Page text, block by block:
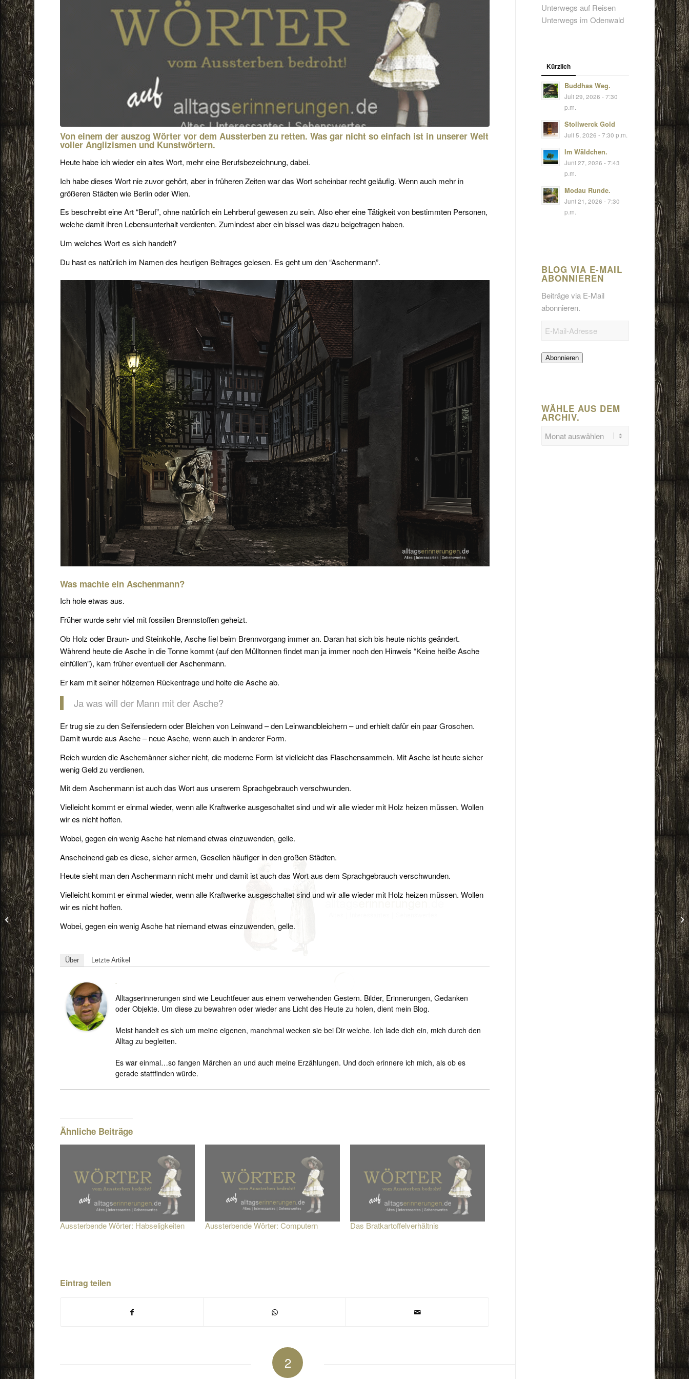
Von einem der auszog Wörter vor dem Aussterben zu retten. Was gar nicht so einfach ist in unserer Welt
voller Anglizismen und Kunstwörtern.
Heute habe ich wieder ein altes Wort, mehr eine Berufsbezeichnung, dabei.
Ich habe dieses Wort nie zuvor gehört, aber in früheren Zeiten war das Wort scheinbar recht geläufig. Wenn auch mehr in
größeren Städten wie Berlin oder Wien.
Es beschreibt eine Art “Beruf”, ohne natürlich ein Lehrberuf gewesen zu sein. Also eher eine Tätigkeit von bestimmten Personen,
welche damit ihren Lebensunterhalt verdienten. Zumindest aber ein bissel was dazu beigetragen haben.
Um welches Wort es sich handelt?
Du hast es natürlich im Namen des heutigen Beitrages gelesen. Es geht um den “Aschenmann”.
Was machte ein Aschenmann?
Ich hole etwas aus.
Früher wurde sehr viel mit fossilen Brennstoffen geheizt.
Ob Holz oder Braun- und Steinkohle, Asche fiel beim Brennvorgang immer an. Daran hat sich bis heute nichts geändert.
Während heute die Asche in die Tonne kommt (auf den Mülltonnen findet man ja immer noch den Hinweis “Keine heiße Asche
einfüllen”), kam früher eventuell der Aschenmann.
Er kam mit seiner hölzernen Rückentrage und holte die Asche ab.
Ja was will der Mann mit der Asche?
Er trug sie zu den Seifensiedern oder Bleichen von Leinwand – den Leinwandbleichern – und erhielt dafür ein paar Groschen.
Damit wurde aus Asche – neue Asche, wenn auch in anderer Form.
Reich wurden die Aschemänner sicher nicht, die moderne Form ist vielleicht das Flaschensammeln. Mit Asche ist heute sicher
wenig Geld zu verdienen.
Mit dem Aschenmann ist auch das Wort aus unserem Sprachgebrauch verschwunden.
Vielleicht kommt er einmal wieder, wenn alle Kraftwerke ausgeschaltet sind und wir alle wieder mit Holz heizen müssen. Wollen
wir es nicht hoffen.
Wobei, gegen ein wenig Asche hat niemand etwas einzuwenden, gelle.
Anscheinend gab es diese, sicher armen, Gesellen häufiger in den großen Städten.
Heute sieht man den Aschenmann nicht mehr und damit ist auch das Wort aus dem Sprachgebrauch verschwunden.
Vielleicht kommt er einmal wieder, wenn alle Kraftwerke ausgeschaltet sind und wir alle wieder mit Holz heizen müssen. Wollen
wir es nicht hoffen.
Wobei, gegen ein wenig Asche hat niemand etwas einzuwenden, gelle.
Über Letzte Artikel
Alltagserinnerungen sind wie Leuchtfeuer aus einem verwehenden Gestern. Bilder, Erinnerungen, Gedanken
oder Objekte. Um diese zu bewahren oder wieder ans Licht des Heute zu holen, dient mein Blog.
Meist handelt es sich um meine eigenen, manchmal wecken sie bei Dir welche. Ich lade dich ein, mich durch den
Alltag zu begleiten.
Es war einmal…so fangen Märchen an und auch meine Erzählungen. Und doch erinnere ich mich, als ob es
gerade stattfinden würde.
Ähnliche Beiträge
Aussterbende Wörter: Habseligkeiten Aussterbende Wörter: Computern Das Bratkartoffelverhältnis
Eintrag teilen
2
Unterwegs auf Reisen
Unterwegs im Odenwald
Kürzlich
Buddhas Weg.
Juli 29, 2026 - 7:30
p.m.
Stollwerck Gold
Juli 5, 2026 - 7:30 p.m.
Im Wäldchen.
Juni 27, 2026 - 7:43
p.m.
Modau Runde.
Juni 21, 2026 - 7:30
p.m.
BLOG VIA E-MAIL
ABONNIEREN
Beiträge via E-Mail
abonnieren.
E-
Adresse
Abonnieren
WÄHLE AUS DEM
ARCHIV.
Fürstenlager im Oktober